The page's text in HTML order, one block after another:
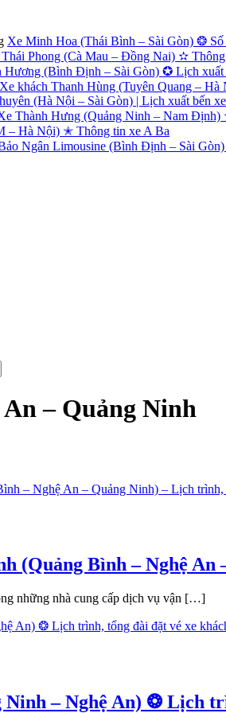
Xe Minh Hoa (Thái Bình – Sài Gòn) ❂
Phong (Cà Mau – Đồng Nai) ✫
Hương (Bình Định – Sài Gòn) ✪ Lịch xuất
Xe khách Thanh Hùng (Tuyên Quang –
(Hà Nội – Sài Gòn) | Lịch xuất bến
Thành Hưng (Quảng Ninh – Nam
– Hà Nội) ✭ Thông tin xe A Ba
Ngân Limousine (Bình Định – Sài
An – Quảng Ninh
(Quảng Bình – Nghệ
những nhà cung cấp dịch vụ vận […]
Ninh – Nghệ An) ❂ Lịch